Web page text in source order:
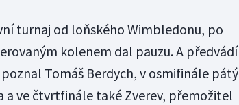
turnaj od loňského Wimbledonu, po
kolenem dal pauzu. A předvádí
Tomáš Berdych, v osmifinále pátý
a ve čtvrtfinále také Zverev, přemožitel